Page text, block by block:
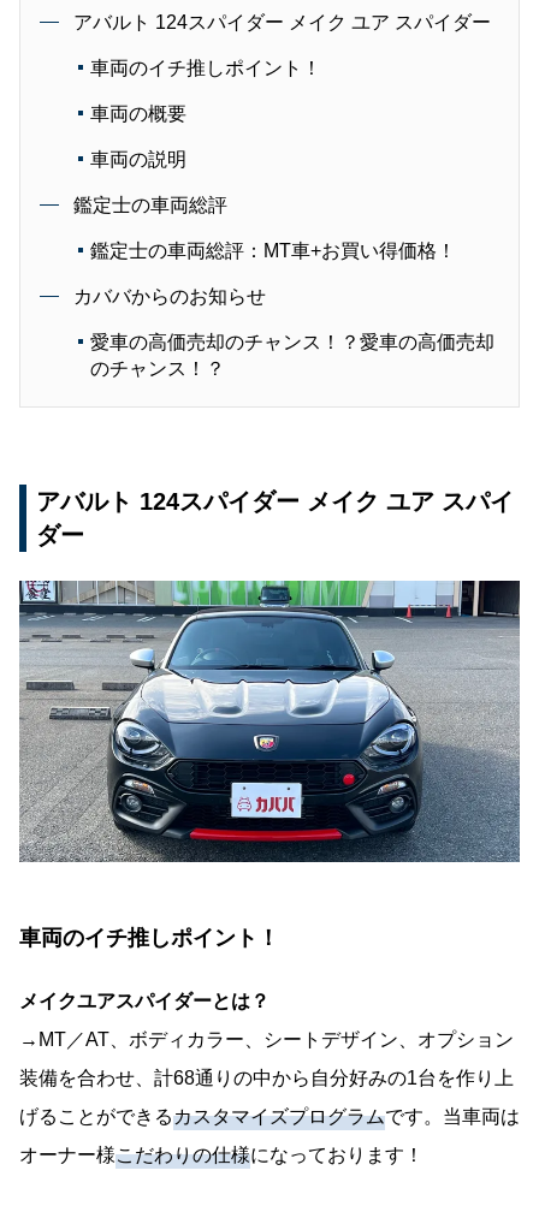
アバルト 124スパイダー メイク ユア スパイダー
車両のイチ推しポイント！
車両の概要
車両の説明
鑑定士の車両総評
鑑定士の車両総評：MT車+お買い得価格！
カババからのお知らせ
愛車の高価売却のチャンス！？愛車の高価売却
のチャンス！？
アバルト 124スパイダー メイク ユア スパイ
ダー
車両のイチ推しポイント！
メイクユアスパイダーとは？
→MT／AT、ボディカラー、シートデザイン、オプション
装備を合わせ、計68通りの中から自分好みの1台を作り上
げることができるカスタマイズプログラムです。当車両は
オーナー様こだわりの仕様になっております！